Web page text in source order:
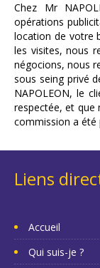
Chez Mr
opérations
location de votre
les visites, nous
négocions, nous
sous seing privé
NAPOLEON, le
respectée, et que
commission a été
Liens
Accueil
Qui suis-je ?